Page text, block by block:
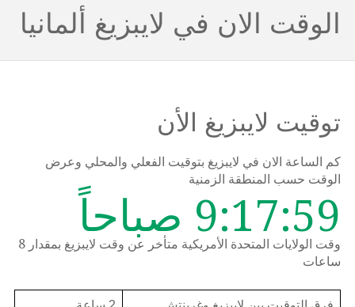
الوقت الان في لايبزيغ ألمانيا
توقيت لايبزيغ الأن
كم الساعة الان في لايبزيغ بتوقيت الفعلي والمحلي وعرض
الوقت حسب المنطقة الزمنية
9:17:59 صباحاً
وقت الولايات المتحدة الأمريكية متأخر عن وقت لايبزيغ بمقدار 8
ساعات